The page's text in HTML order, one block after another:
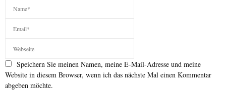
Speichern Sie meinen Namen, meine E-Mail-Adresse und meine
Website in diesem Browser, wenn ich das nächste Mal einen Kommentar
abgeben möchte.